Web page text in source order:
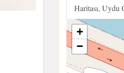
Haritası, Uydu
+
−